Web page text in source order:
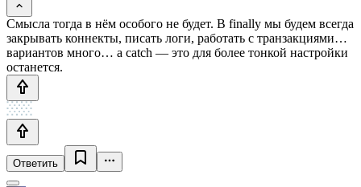
Смысла тогда в нём особого не будет. В finally мы будем всегда
закрывать коннекты, писать логи, работать с транзакциями…
вариантов много… а catch — это для более тонкой настройки
останется.
Ответить